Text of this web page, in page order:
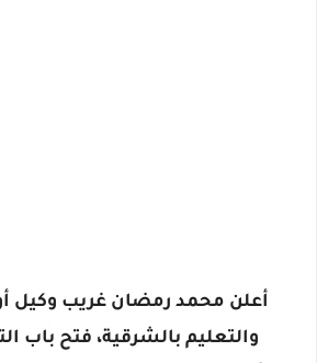
أعلن محمد رمضان غريب وكيل
والتعليم بالشرقية، فتح باب